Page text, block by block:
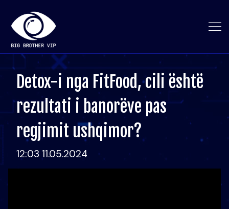
Detox-i nga FitFood, cili është
rezultati i banorëve pas
regjimit ushqimor?
12:03 11.05.2024